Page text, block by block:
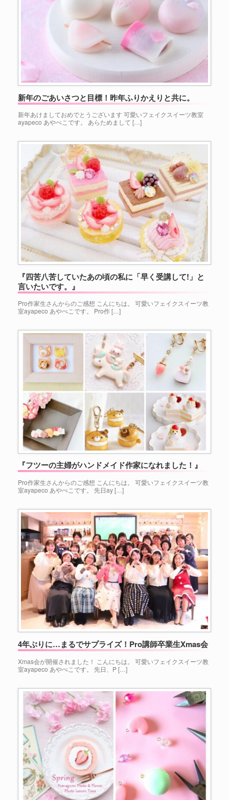
新年のごあいさつと目標！昨年ふりかえりと共に。
新年あけましておめでとうございます 可愛いフェイクスイーツ教室
ayapeco あやぺこです。 あらためまして […]
『四苦八苦していたあの頃の私に「早く受講して!」と
言いたいです。』
Pro作家生さんからのご感想 こんにちは。 可愛いフェイクスイーツ教
室ayapeco あやぺこです。 Pro作 […]
『フツーの主婦がハンドメイド作家になれました！』
Pro作家生さんからのご感想 こんにちは。 可愛いフェイクスイーツ教
室ayapeco あやぺこです。 先日ay […]
4年ぶりに…まるでサプライズ！Pro講師卒業生Xmas会
Xmas会が開催されました！ こんにちは。 可愛いフェイクスイーツ教
室ayapeco あやぺこです。 先日、P […]